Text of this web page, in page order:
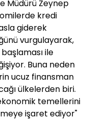
Müdürü Zeynep
kredi
giderek
vurgulayarak,
ile
Buna neden
ucuz finansman
ülkelerden biri.
temellerini
işaret ediyor"